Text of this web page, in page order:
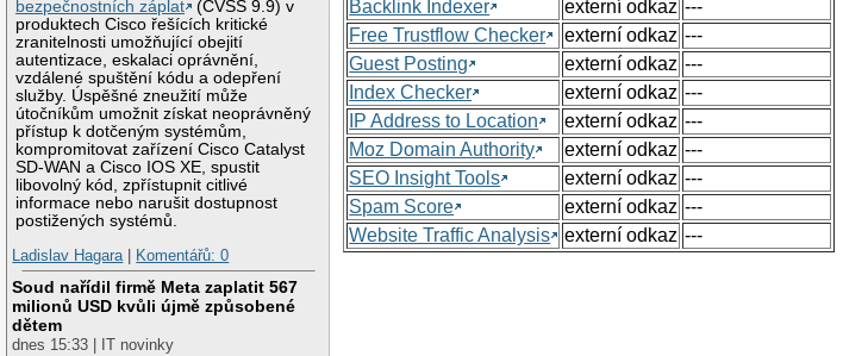
bezpečnostních záplat
(CVSS 9.9) v
produktech Cisco řešících kritické
zranitelnosti umožňující obejití
autentizace, eskalaci oprávnění,
vzdálené spuštění kódu a odepření
služby. Úspěšné zneužití může
útočníkům umožnit získat neoprávněný
přístup k dotčeným systémům,
kompromitovat zařízení Cisco Catalyst
SD-WAN a Cisco IOS XE, spustit
libovolný kód, zpřístupnit citlivé
informace nebo narušit dostupnost
postižených systémů.
Ladislav Hagara| Komentářů: 0
Soud nařídil firmě Meta zaplatit 567
milionů USD kvůli újmě způsobené
dětem
dnes 15:33 | IT novinky
Backlink Indexer
externí odkaz ---
Free Trustflow Checker
externí odkaz ---
Guest Posting
externí odkaz ---
Index Checker
externí odkaz ---
IP Address to Location
externí odkaz ---
Moz Domain Authority
externí odkaz ---
SEO Insight Tools
externí odkaz ---
Spam Score
externí odkaz ---
Website Traffic Analysis
externí odkaz ---